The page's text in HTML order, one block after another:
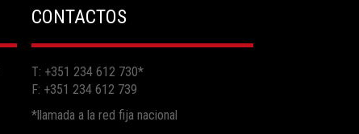
CONTACTOS
T: +351 234 612 730*
F: +351 234 612 739
*llamada a la red fija nacional